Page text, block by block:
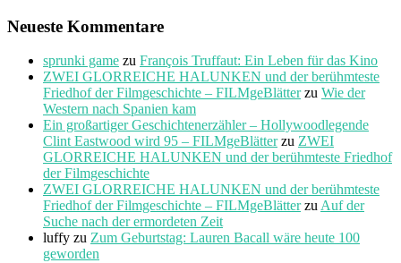
Neueste Kommentare
sprunki game zu François Truffaut: Ein Leben für das Kino
ZWEI GLORREICHE HALUNKEN und der berühmteste
Friedhof der Filmgeschichte – FILMgeBlätterzu Wie der
Western nach Spanien kam
Ein großartiger Geschichtenerzähler – Hollywoodlegende
Clint Eastwood wird 95 – FILMgeBlätterzu ZWEI
GLORREICHE HALUNKEN und der berühmteste Friedhof
der Filmgeschichte
ZWEI GLORREICHE HALUNKEN und der berühmteste
Friedhof der Filmgeschichte – FILMgeBlätterzu Auf der
Suche nach der ermordeten Zeit
luffy zu Zum Geburtstag: Lauren Bacall wäre heute 100
geworden